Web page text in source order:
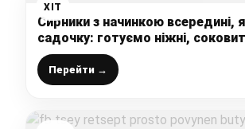
ХІТ
Сирники з начинкою всередині,
садочку: готуємо ніжні,
смачні сирнички по-новому, діти
Перейти →